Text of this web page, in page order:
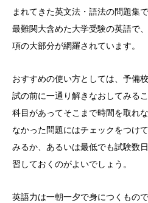
まれてきた英文法・語法の問題集で
最難関大含めた大学受験の英語で
項の大部分が網羅されています。
おすすめの使い方としては、予備
試の前に一通り解きなおしてみる
科目があってそこまで時間を取れ
なかった問題にはチェックをつけ
みるか、あるいは最低でも試験数
習しておくのがよいでしょう。
英語力は一朝一夕で身につくもの